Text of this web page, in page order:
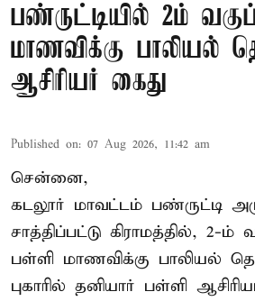
பண்ருட்டியில் 2ம்
மாணவிக்கு பாலியல்
ஆசிரியர் கைது
Published on: 07 Aug 2026, 11:42 am
சென்னை,
கடலூர் மாவட்டம் பண்ருட்டி
சாத்திப்பட்டு கிராமத்தில், 2-ம்
பள்ளி மாணவிக்கு பாலியல்
புகாரில் தனியார் பள்ளி